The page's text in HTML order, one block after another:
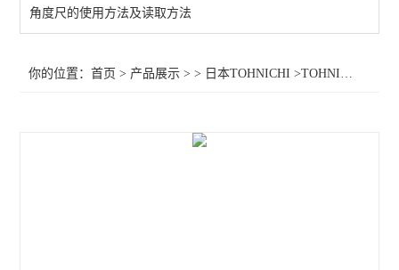
角度尺的使用方法及读取方法
你的位置：首页 > 产品展示 > > 日本TOHNICHI >TOHNICHI检测仪DOT100N,东日检测仪DOT100N， DOT100N